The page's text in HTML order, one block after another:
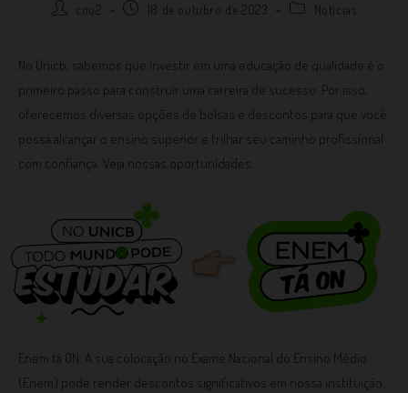
cnu2 18 de outubro de 2023 Notícias
No Unicb, sabemos que investir em uma educação de qualidade é o
primeiro passo para construir uma carreira de sucesso. Por isso,
oferecemos diversas opções de bolsas e descontos para que você
possa alcançar o ensino superior e trilhar seu caminho profissional
com confiança. Veja nossas oportunidades:
Enem tá ON: A sua colocação no Exame Nacional do Ensino Médio
(Enem) pode render descontos significativos em nossa instituição.